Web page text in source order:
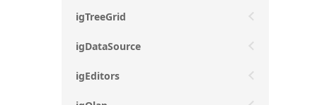
igTreeGrid
igDataSource
igEditors